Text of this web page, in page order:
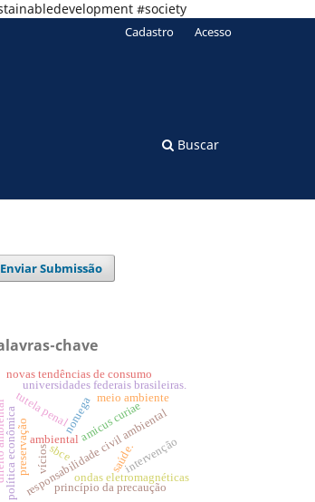
#society
Buscar
Cadastro Acesso
Enviar Submissão
chave
ambiental
noruega
responsabilidade civil ambiental
meio ambiente
ondas eletromagnéticas
princípio da precaução
saúde.intervenção
preservação
política econômica
universidades federais brasileiras.
novas tendências de consumo
amicus curiae
sbce
tutela penal
vícios